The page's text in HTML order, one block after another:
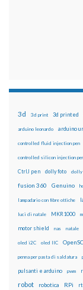
3d 3d print 3d printed
arduino leonardo arduino
controlled fluid injection pen
controlled silicon injection
CtrlJ pen dolly foto dolly
fusion 360 Genuino
lampadario con fibre ottiche
luci di natale MKR1000
motor shield nas natale
oled i2C oled IIC
penna per pasta di saldatura
pulsanti e arduino pwm
robot robotica RPi